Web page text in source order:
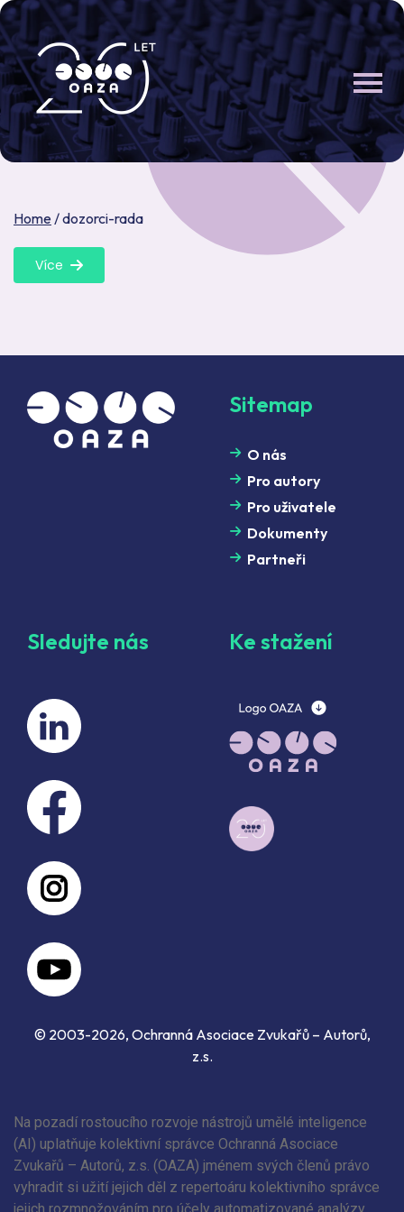
Skip
to
content
Home/dozorci-rada
Více
Sitemap
O nás
Pro autory
Pro uživatele
Dokumenty
Partneři
Sledujte nás Ke stažení
© 2003-2026, Ochranná Asociace Zvukařů – Autorů,
z.s.
Na pozadí rostoucího rozvoje nástrojů umělé inteligence
(AI) uplatňuje kolektivní správce Ochranná Asociace
Zvukařů – Autorů, z.s. (OAZA) jménem svých členů právo
vyhradit si užití jejich děl z repertoáru kolektivního správce